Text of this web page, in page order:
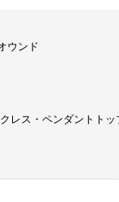
ウンド
レス・ペンダントトッ